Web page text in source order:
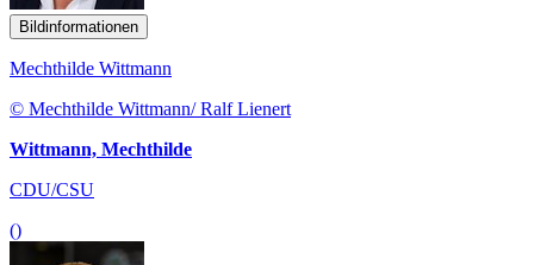
Bildinformationen
Mechthilde Wittmann
© Mechthilde Wittmann/ Ralf Lienert
Wittmann, Mechthilde
CDU/CSU
()